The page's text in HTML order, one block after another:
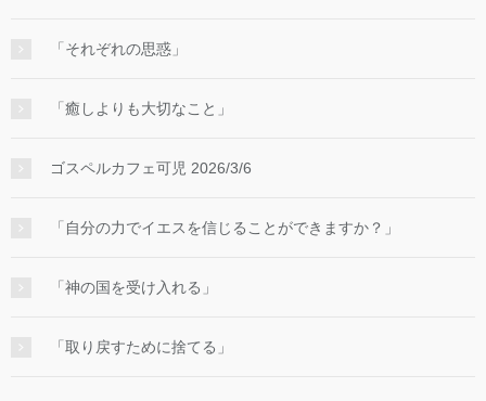
「それぞれの思惑」
「癒しよりも大切なこと」
ゴスペルカフェ可児 2026/3/6
「自分の力でイエスを信じることができますか？」
「神の国を受け入れる」
「取り戻すために捨てる」